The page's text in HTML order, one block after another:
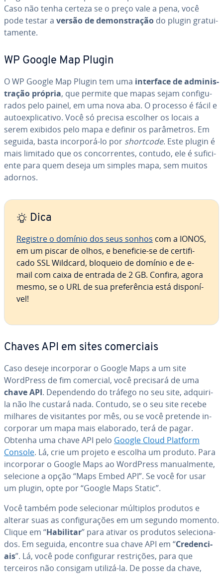
Caso não tenha certeza se o preço vale a pena, você
pode testar a versão de de­mons­tra­ção do plugin gra­tui­
ta­mente.
WP Google Map Plugin
O WP Google Map Plugin tem uma interface de ad­mi­nis­
tra­ção própria, que permite que mapas sejam con­fi­gu­
ra­dos pelo painel, em uma nova aba. O processo é fácil e
au­to­ex­pli­ca­tivo. Você só precisa escolher os locais a
serem exibidos pelo mapa e definir os pa­râ­me­tros. Em
seguida, basta incorporá-lo por shortcode. Este plugin é
mais limitado que os con­cor­ren­tes, contudo, ele é su­fi­ci­
ente para quem deseja um simples mapa, sem muitos
adornos.
Dica
Registre o domínio dos seus sonhos com a IONOS,
em um piscar de olhos, e beneficie-se de cer­ti­fi­
cado SSL Wildcard, bloqueio de domínio e de e-
mail com caixa de entrada de 2 GB. Confira, agora
mesmo, se o URL de sua pre­fe­rên­cia está dis­po­ní­
vel!
Chaves API em sites co­mer­ci­ais
Caso deseje in­cor­po­rar o Google Maps a um site
WordPress de fim comercial, você precisará de uma
chave API. De­pen­dendo do tráfego no seu site, adquiri-
la não lhe custará nada. Contudo, se o seu site recebe
milhares de vi­si­tan­tes por mês, ou se você pretende in­
cor­po­rar um mapa mais elaborado, terá de pagar.
Obtenha uma chave API pelo Google Cloud Platform
Console. Lá, crie um projeto e escolha um produto. Para
in­cor­po­rar o Google Maps ao WordPress ma­nu­al­mente,
selecione a opção “Maps Embed API”. Se você for usar
um plugin, opte por “Google Maps Static”.
Você também pode se­le­ci­o­nar múltiplos produtos e
alterar suas as con­fi­gu­ra­ções em um segundo momento.
Clique em “Habilitar” para ativar os produtos se­le­ci­o­na­
dos. Em seguida, encontre sua chave API em “Cre­den­ci­
ais”. Lá, você pode con­fi­gu­rar res­tri­ções, para que
terceiros não consigam utilizá-la. De posse da chave,